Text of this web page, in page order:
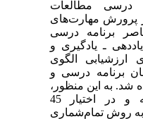
درسی مطالعات
پرورش مهارت‌های
برنامه درسی
ـ یادگیری و
ارزشیابی الگوی
برنامه درسی و
شد. به این منظور،
پرسشنامه‌ای محقق‌ساخته و در اختیار 45
روش تمام‌شماری